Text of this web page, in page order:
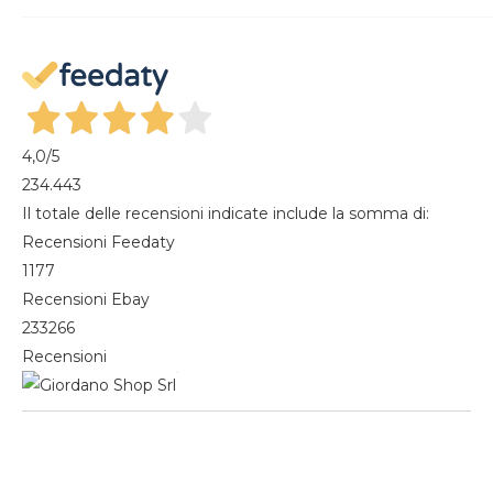
Magazine
4,0/5
234.443
Il totale delle recensioni indicate include la somma di:
Recensioni Feedaty
1177
Recensioni Ebay
233266
Recensioni